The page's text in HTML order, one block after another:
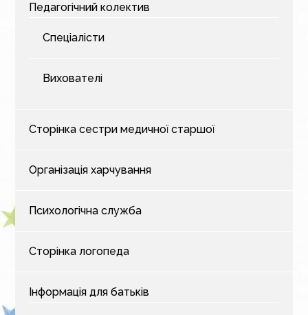
Педагогічний колектив
Спеціалісти
Вихователі
Сторінка сестри медичної старшої
Організація харчування
Психологічна служба
Сторінка логопеда
Інформація для батьків